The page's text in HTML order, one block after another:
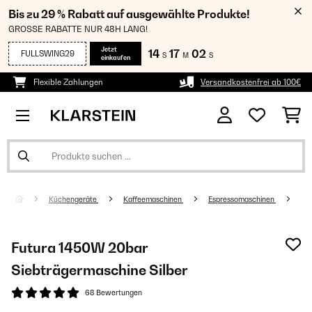
Bis zu 29 % Rabatt auf ausgewählte Produkte!
GROSSE RABATTE NUR 48H LANG!
FULLSWING29
Jetzt
einkaufen
14 S 17 M 01 S
Flexible Zahlungen Versandkostenfrei ab 100€
Küchengeräte Kaffeemaschinen Espressomaschinen
Futura 1450W 20bar
Siebträgermaschine Silber
68 Bewertungen